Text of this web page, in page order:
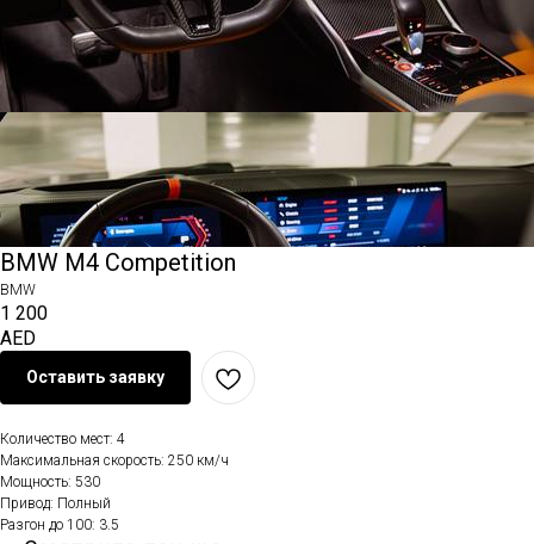
BMW M4 Competition
BMW
1 200
AED
Оставить заявку
Количество мест: 4
Максимальная скорость: 250 км/ч
Мощность: 530
Привод: Полный
Разгон до 100: 3.5